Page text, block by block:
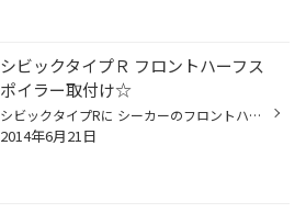
シビックタイプＲ フロントハーフス
ポイラー取付け☆
シビックタイプRに シーカーのフロントハーフスポイラーを取付けました☆ 色合わせ、フィッティングもばっちり( ´ ▽ ` )ﾉ オーナー様にご満足いただけてよかったです☆ また次のドレスアップのご相談、お待ちしております☆
2014年6月21日